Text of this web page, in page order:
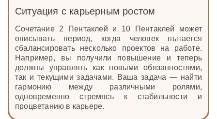
Ситуация с карьерным ростом
Сочетание 2 Пентаклей и 10 Пентаклей может
описывать период, когда человек пытается
сбалансировать несколько проектов на работе.
Например, вы получили повышение и теперь
должны управлять как новыми обязанностями,
так и текущими задачами. Ваша задача — найти
гармонию между различными ролями,
одновременно стремясь к стабильности и
процветанию в карьере.